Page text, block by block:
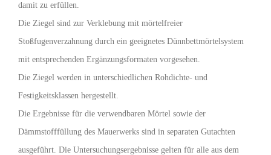
damit zu erfüllen.
Die Ziegel sind zur Verklebung mit mörtelfreier
Stoßfugenverzahnung durch ein geeignetes Dünnbettmörtelsystem
mit entsprechenden Ergänzungsformaten vorgesehen.
Die Ziegel werden in unterschiedlichen Rohdichte- und
Festigkeitsklassen hergestellt.
Die Ergebnisse für die verwendbaren Mörtel sowie der
Dämmstofffüllung des Mauerwerks sind in separaten Gutachten
ausgeführt. Die Untersuchungsergebnisse gelten für alle aus dem